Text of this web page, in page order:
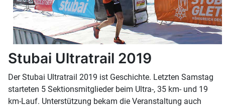
Stubai Ultratrail 2019
Der Stubai Ultratrail 2019 ist Geschichte. Letzten Samstag
starteten 5 Sektionsmitglieder beim Ultra-, 35 km- und 19
km-Lauf. Unterstützung bekam die Veranstaltung auch